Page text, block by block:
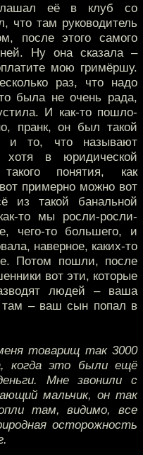
её в клуб со
что там руководитель
после этого самого
Ну она сказала –
мою гримёршу.
раз, что надо
была не очень рада,
И как-то пошло-
пранк, он был такой
и то, что называют
хотя в юридической
понятия, как
примерно можно вот
из такой банальной
то мы росли-росли-
чего-то большего, и
наверное, каких-то
Потом пошли, после
вот эти, которые
людей – ваша
там – ваш сын попал в
товарищ так 3000
когда это были ещё
Мне звонили с
мальчик, он так
там, видимо, все
осторожность